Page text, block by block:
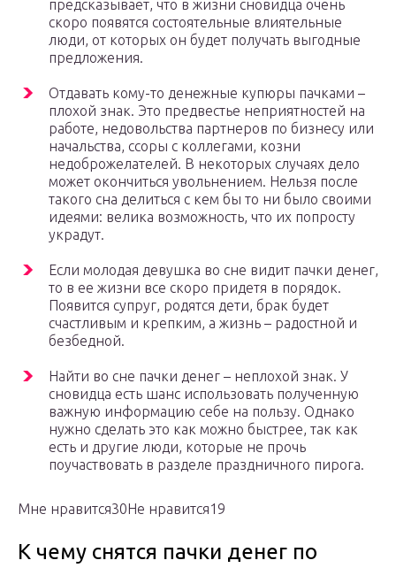
предсказывает, что в жизни сновидца очень
скоро появятся состоятельные влиятельные
люди, от которых он будет получать выгодные
предложения.
Отдавать кому-то денежные купюры пачками –
плохой знак. Это предвестье неприятностей на
работе, недовольства партнеров по бизнесу или
начальства, ссоры с коллегами, козни
недоброжелателей. В некоторых случаях дело
может окончиться увольнением. Нельзя после
такого сна делиться с кем бы то ни было своими
идеями: велика возможность, что их попросту
украдут.
Если молодая девушка во сне видит пачки денег,
то в ее жизни все скоро придетя в порядок.
Появится супруг, родятся дети, брак будет
счастливым и крепким, а жизнь – радостной и
безбедной.
Найти во сне пачки денег – неплохой знак. У
сновидца есть шанс использовать полученную
важную информацию себе на пользу. Однако
нужно сделать это как можно быстрее, так как
есть и другие люди, которые не прочь
поучаствовать в разделе праздничного пирога.
Мне нравится30Не нравится19
К чему снятся пачки денег по